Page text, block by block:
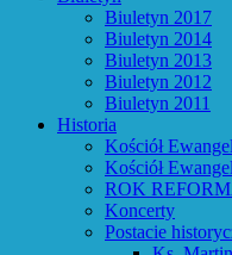
Biuletyn 2017
Biuletyn 2014
Biuletyn 2013
Biuletyn 2012
Biuletyn 2011
Historia
Kościół
Kościół
ROK
Koncerty
Postacie